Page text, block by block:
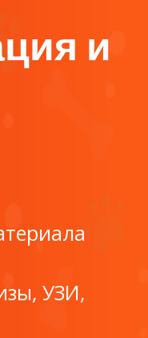
и
УЗИ,